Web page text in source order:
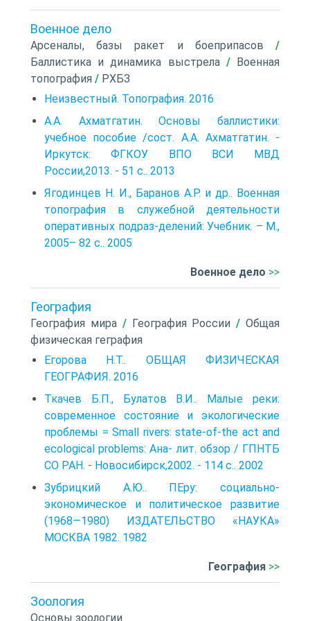
Военное дело
Арсеналы, базы ракет и боеприпасов /
Баллистика и динамика выстрела/ Военная
топография / РХБЗ
Неизвестный. Топография. 2016
А.А. Ахматгатин. Основы баллистики:
учебное пособие /сост. А.А. Ахматгатин. -
Иркутск: ФГКОУ ВПО ВСИ МВД
России,2013. - 51 с.. 2013
Ягодинцев Н. И., Баранов А.Р. и др.. Военная
топография в служебной деятельности
оперативных подраз-делений: Учебник. – М.,
2005– 82 с.. 2005
Военное дело >>
География
География мира/ География России /Общая
физическая геграфия
Егорова Н.Т.. ОБЩАЯ ФИЗИЧЕСКАЯ
ГЕОГРАФИЯ. 2016
Ткачев Б.П., Булатов В.И.. Малые реки:
современное состояние и экологические
проблемы = Small rivers: state-of-the act and
ecological problems: Ана- лит. обзор / ГПНТБ
СО РАН. - Новосибирск,2002. - 114 с.. 2002
Зубрицкий А.Ю.. ПЕру: социально-
экономическое и политическое развитие
(1968—1980) ИЗДАТЕЛЬСТВО «НАУКА»
МОСКВА 1982. 1982
География >>
Зоология
Основы зоологии